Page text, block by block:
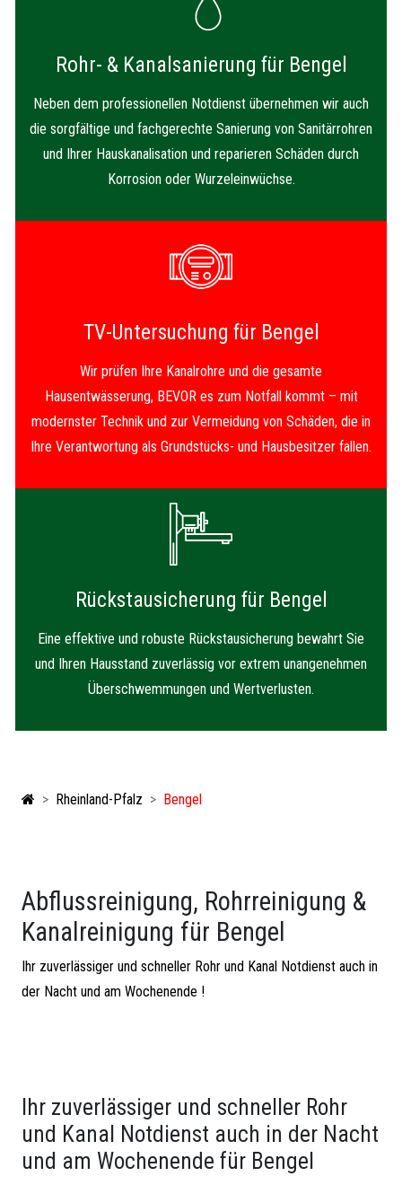
Rohr- & Kanalsanierung für Bengel
Neben dem professionellen Notdienst übernehmen wir auch
die sorgfältige und fachgerechte Sanierung von Sanitärrohren
und Ihrer Hauskanalisation und reparieren Schäden durch
Korrosion oder Wurzeleinwüchse.
TV-Untersuchung für Bengel
Wir prüfen Ihre Kanalrohre und die gesamte
Hausentwässerung, BEVOR es zum Notfall kommt – mit
modernster Technik und zur Vermeidung von Schäden, die in
Ihre Verantwortung als Grundstücks- und Hausbesitzer fallen.
Rückstausicherung für Bengel
Eine effektive und robuste Rückstausicherung bewahrt Sie
und Ihren Hausstand zuverlässig vor extrem unangenehmen
Überschwemmungen und Wertverlusten.
Rheinland-Pfalz Bengel
Abflussreinigung, Rohrreinigung &
Kanalreinigung für Bengel
Ihr zuverlässiger und schneller Rohr und Kanal Notdienst auch in
der Nacht und am Wochenende !
Ihr zuverlässiger und schneller Rohr
und Kanal Notdienst auch in der Nacht
und am Wochenende für Bengel